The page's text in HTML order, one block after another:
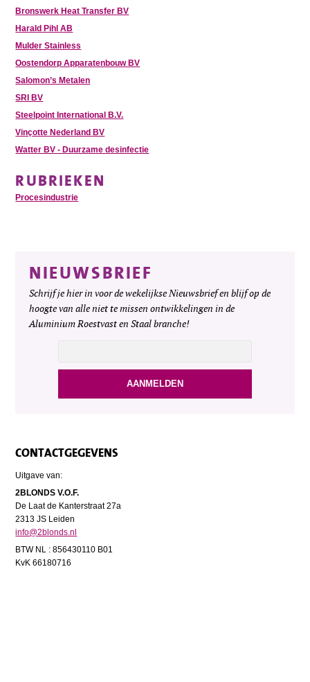
Bronswerk Heat Transfer BV
Harald Pihl AB
Mulder Stainless
Oostendorp Apparatenbouw BV
Salomon’s Metalen
SRI BV
Steelpoint International B.V.
Vinçotte Nederland BV
Watter BV - Duurzame desinfectie
RUBRIEKEN
Procesindustrie
NIEUWSBRIEF
Schrijf je hier in voor de wekelijkse Nieuwsbrief en blijf op de
hoogte van alle niet te missen ontwikkelingen in de
Aluminium Roestvast en Staal branche!
CONTACTGEGEVENS
Uitgave van:
2BLONDS V.O.F.
De Laat de Kanterstraat 27a
2313 JS Leiden
info@2blonds.nl
BTW NL : 856430110 B01
KvK 66180716